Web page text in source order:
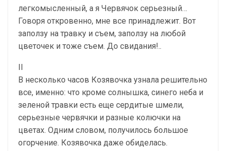
легкомысленный, а я Червячок серьезный…
Говоря откровенно, мне все принадлежит. Вот
заползу на травку и съем, заползу на любой
цветочек и тоже съем. До свидания!..
II
В несколько часов Козявочка узнала решительно
все, именно: что кроме солнышка, синего неба и
зеленой травки есть еще сердитые шмели,
серьезные червячки и разные колючки на
цветах. Одним словом, получилось большое
огорчение. Козявочка даже обиделась.